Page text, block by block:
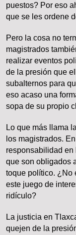
puestos? Por eso
que se les ordene
Pero la cosa no
magistrados
realizar eventos
de la presión que
subalternos para
eso acaso una
sopa de su propio
Lo que más llama
los magistrados.
responsabilidad en
que son obligados
toque político. ¿No
este juego de
ridículo?
La justicia en
quejen de la